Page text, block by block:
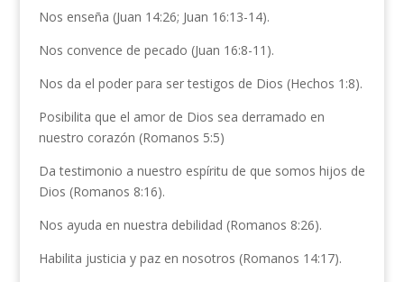
Nos enseña (Juan 14:26; Juan 16:13-14).
Nos convence de pecado (Juan 16:8-11).
Nos da el poder para ser testigos de Dios (Hechos 1:8).
Posibilita que el amor de Dios sea derramado en
nuestro corazón (Romanos 5:5)
Da testimonio a nuestro espíritu de que somos hijos de
Dios (Romanos 8:16).
Nos ayuda en nuestra debilidad (Romanos 8:26).
Habilita justicia y paz en nosotros (Romanos 14:17).